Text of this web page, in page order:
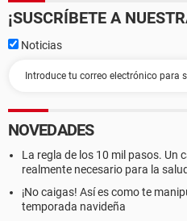
¡SUSCRÍBETE A
Noticias
NOVEDADES
La regla de los 10 mil pasos. Un
realmente necesario para la salud
¡No caigas! Así es como te
temporada navideña